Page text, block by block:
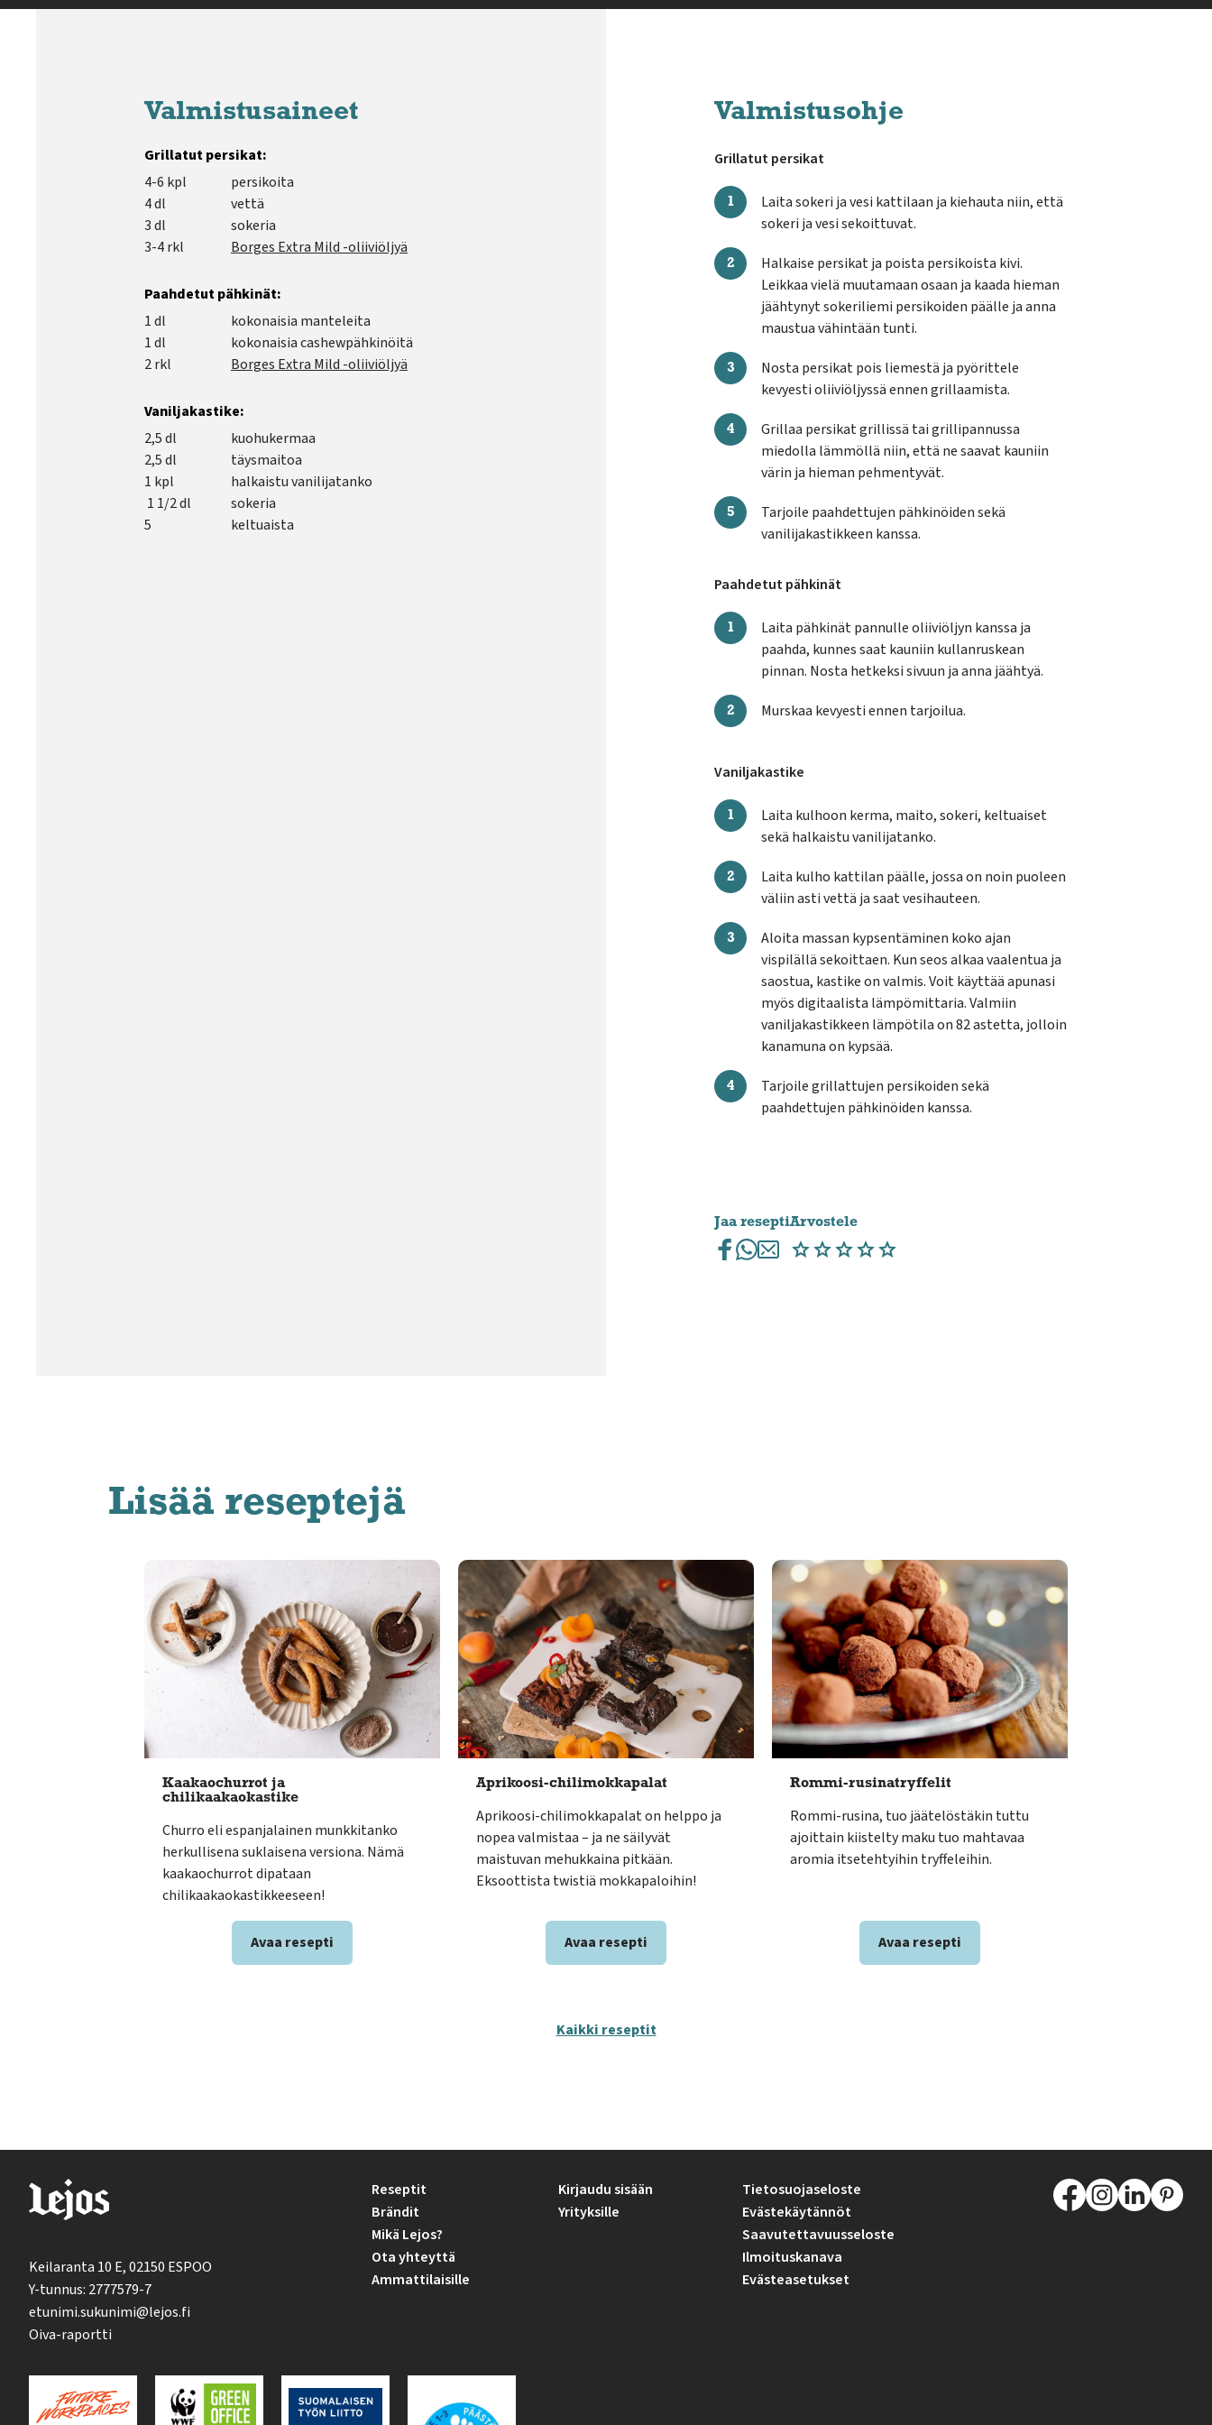
Valmistusaineet
Grillatut persikat:
4-6 kpl
persikoita
4 dl
vettä
3 dl
sokeria
3-4 rkl
Borges Extra Mild -oliiviöljyä
Paahdetut pähkinät:
1 dl
kokonaisia manteleita
1 dl
kokonaisia cashewpähkinöitä
2 rkl
Borges Extra Mild -oliiviöljyä
Vaniljakastike:
2,5 dl
kuohukermaa
2,5 dl
täysmaitoa
1 kpl
halkaistu vanilijatanko
1 1/2 dl
sokeria
5
keltuaista
Valmistusohje
Grillatut persikat
Laita sokeri ja vesi kattilaan ja kiehauta niin, että
sokeri ja vesi sekoittuvat.
Halkaise persikat ja poista persikoista kivi.
Leikkaa vielä muutamaan osaan ja kaada hieman
jäähtynyt sokeriliemi persikoiden päälle ja anna
maustua vähintään tunti.
Nosta persikat pois liemestä ja pyörittele
kevyesti oliiviöljyssä ennen grillaamista.
Grillaa persikat grillissä tai grillipannussa
miedolla lämmöllä niin, että ne saavat kauniin
värin ja hieman pehmentyvät.
Tarjoile paahdettujen pähkinöiden sekä
vanilijakastikkeen kanssa.
Paahdetut pähkinät
Laita pähkinät pannulle oliiviöljyn kanssa ja
paahda, kunnes saat kauniin kullanruskean
pinnan. Nosta hetkeksi sivuun ja anna jäähtyä.
Murskaa kevyesti ennen tarjoilua.
Vaniljakastike
Laita kulhoon kerma, maito, sokeri, keltuaiset
sekä halkaistu vanilijatanko.
Laita kulho kattilan päälle, jossa on noin puoleen
väliin asti vettä ja saat vesihauteen.
Aloita massan kypsentäminen koko ajan
vispilällä sekoittaen. Kun seos alkaa vaalentua ja
saostua, kastike on valmis. Voit käyttää apunasi
myös digitaalista lämpömittaria. Valmiin
vaniljakastikkeen lämpötila on 82 astetta, jolloin
kanamuna on kypsää.
Tarjoile grillattujen persikoiden sekä
paahdettujen pähkinöiden kanssa.
Jaa reseptiArvostele
Lisää reseptejä
Kaakaochurrot ja
chilikaakaokastike
Churro eli espanjalainen munkkitanko
herkullisena suklaisena versiona. Nämä
kaakaochurrot dipataan
chilikaakaokastikkeeseen!
Avaa resepti
Aprikoosi-chilimokkapalat
Aprikoosi-chilimokkapalat on helppo ja
nopea valmistaa – ja ne säilyvät
maistuvan mehukkaina pitkään.
Eksoottista twistiä mokkapaloihin!
Avaa resepti
Rommi-rusinatryffelit
Rommi-rusina, tuo jäätelöstäkin tuttu
ajoittain kiistelty maku tuo mahtavaa
aromia itsetehtyihin tryffeleihin.
Avaa resepti
Kaikki reseptit
Keilaranta 10 E, 02150 ESPOO
Y-tunnus: 2777579-7
etunimi.sukunimi@lejos.fi
Oiva-raportti
Reseptit
Brändit
Mikä Lejos?
Ota yhteyttä
Ammattilaisille
Kirjaudu sisään
Yrityksille
Tietosuojaseloste
Evästekäytännöt
Saavutettavuusseloste
Ilmoituskanava
Evästeasetukset